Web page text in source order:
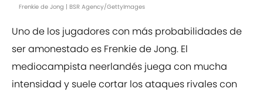
Frenkie de Jong | BSR Agency/GettyImages
Uno de los jugadores con más probabilidades de
ser amonestado es Frenkie de Jong. El
mediocampista neerlandés juega con mucha
intensidad y suele cortar los ataques rivales con